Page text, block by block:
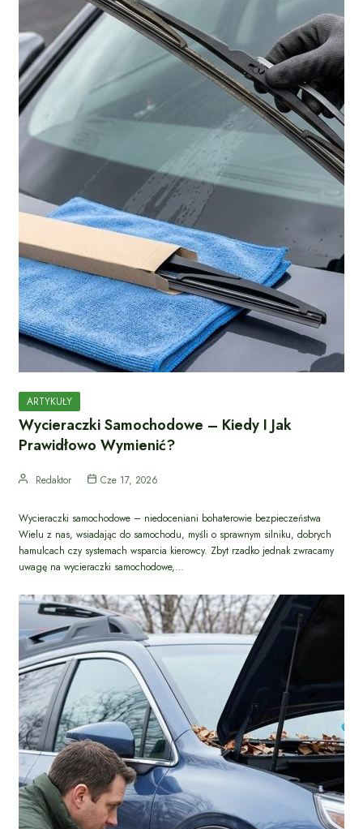
ARTYKUŁY
Wycieraczki Samochodowe – Kiedy I Jak
Prawidłowo Wymienić?
Redaktor Cze 17, 2026
Wycieraczki samochodowe – niedoceniani bohaterowie bezpieczeństwa
Wielu z nas, wsiadając do samochodu, myśli o sprawnym silniku, dobrych
hamulcach czy systemach wsparcia kierowcy. Zbyt rzadko jednak zwracamy
uwagę na wycieraczki samochodowe,…